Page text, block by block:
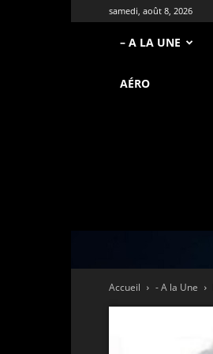
samedi, août 8, 2026
– A LA UNE
AÉRO
Accueil
- A la Une